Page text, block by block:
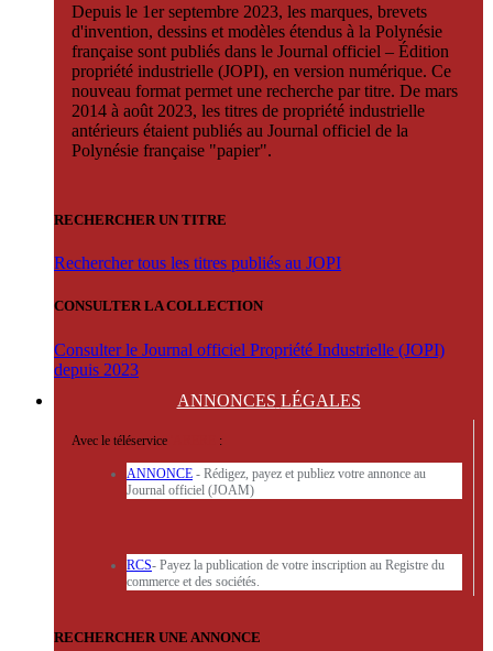
Depuis le 1er septembre 2023, les marques, brevets
d'invention, dessins et modèles étendus à la Polynésie
française sont publiés dans le Journal officiel – Édition
propriété industrielle (JOPI), en version numérique. Ce
nouveau format permet une recherche par titre. De mars
2014 à août 2023, les titres de propriété industrielle
antérieurs étaient publiés au Journal officiel de la
Polynésie française "papier".
RECHERCHER UN TITRE
Rechercher tous les titres publiés au JOPI
CONSULTER LA COLLECTION
Consulter le Journal officiel Propriété Industrielle (JOPI)
depuis 2023
ANNONCES LÉGALES
Avec le téléservice :
ANNONCE - Rédigez, payez et publiez votre annonce au
Journal officiel (JOAM)
RCS- Payez la publication de votre inscription au Registre du
commerce et des sociétés.
RECHERCHER UNE ANNONCE